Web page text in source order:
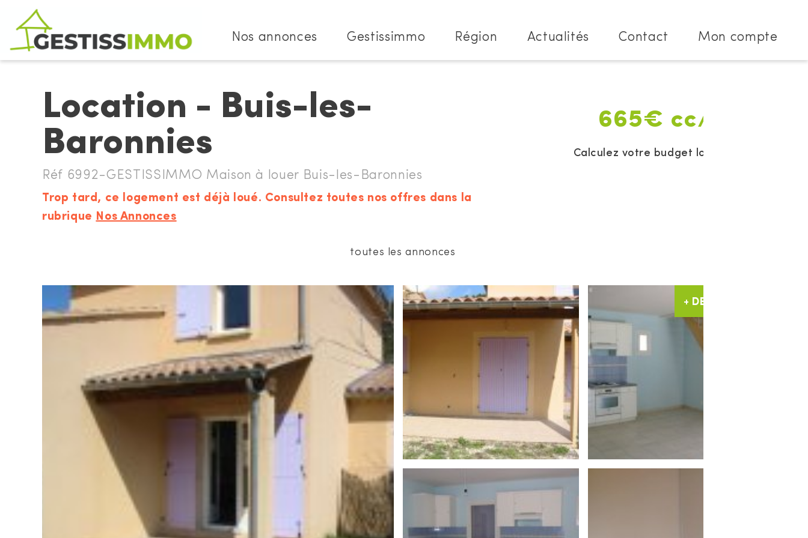
Nos annonces Gestissimmo Région Actualités Contact Mon compte
Location - Buis-les-
Baronnies
Réf 6992-GESTISSIMMO Maison à louer Buis-les-Baronnies
Trop tard, ce logement est déjà loué. Consultez toutes nos offres dans la
rubrique Nos Annonces
665€ cc/mois
Calculez votre budget location
toutes les annonces
+ DE PHOTOS